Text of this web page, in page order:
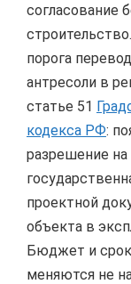
согласование
порога
антресоли в
статье 51
кодекса РФ:
разрешение на
проектной
объекта в
Бюджет и
меняются не